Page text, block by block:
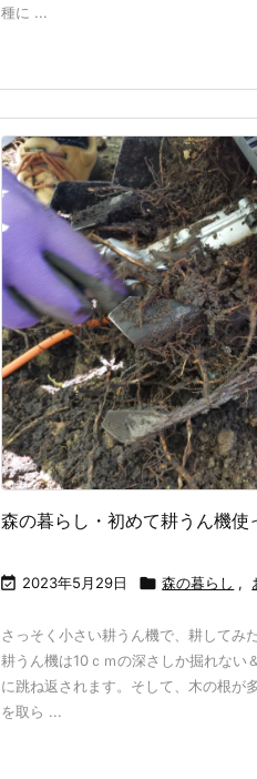
種に ...
森の暮らし・初めて耕うん機使
 2023年5月29日  森の暮らし ,
さっそく小さい耕うん機で、耕してみ
耕うん機は10ｃｍの深さしか掘れない
に跳ね返されます。そして、木の根が
を取ら ...